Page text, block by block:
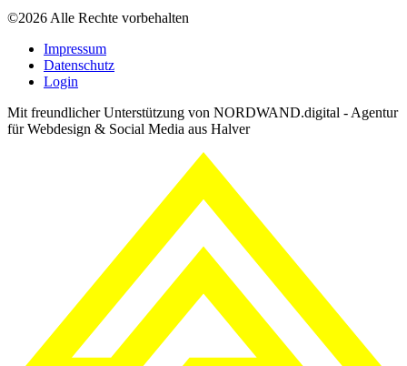
©2026 Alle Rechte vorbehalten
Impressum
Datenschutz
Login
Mit freundlicher Unterstützung von NORDWAND.digital - Agentur
für Webdesign & Social Media aus Halver